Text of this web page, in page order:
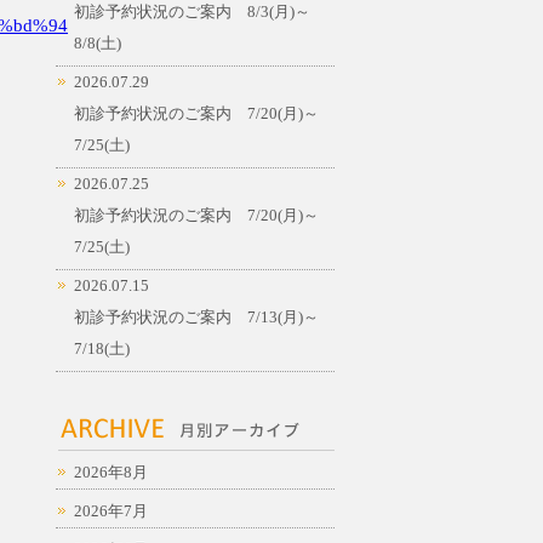
初診予約状況のご案内 8/3(月)～
8/8(土)
2026.07.29
初診予約状況のご案内 7/20(月)～
7/25(土)
2026.07.25
初診予約状況のご案内 7/20(月)～
7/25(土)
2026.07.15
初診予約状況のご案内 7/13(月)～
7/18(土)
2026年8月
2026年7月